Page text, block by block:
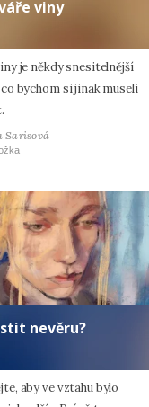
viny
je někdy snesitelnější
bychom si jinak museli
Sarisová
nevěru?
aby ve vztahu bylo